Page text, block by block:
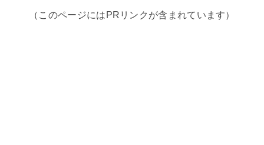
（このページにはPRリンクが含まれています）